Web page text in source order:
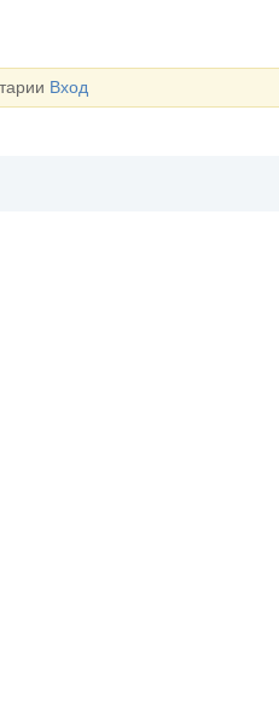
Вход